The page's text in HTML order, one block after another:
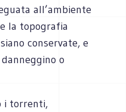
all’ambiente
la topografia
conservate, e
o
i torrenti,